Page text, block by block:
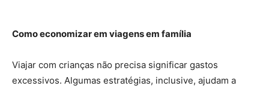
Como economizar em viagens em família
Viajar com crianças não precisa significar gastos
excessivos. Algumas estratégias, inclusive, ajudam a